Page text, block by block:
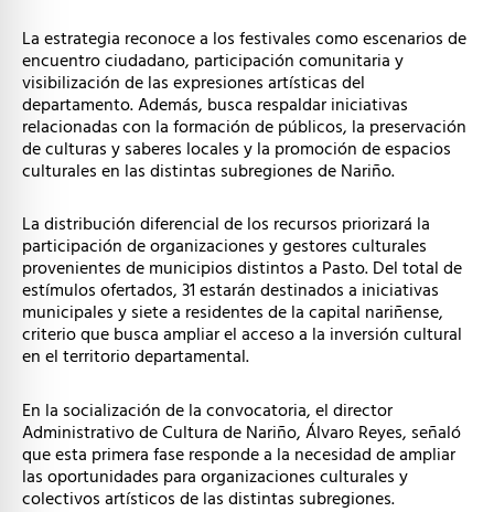
La estrategia reconoce a los festivales como escenarios de
encuentro ciudadano, participación comunitaria y
visibilización de las expresiones artísticas del
departamento. Además, busca respaldar iniciativas
relacionadas con la formación de públicos, la preservación
de culturas y saberes locales y la promoción de espacios
culturales en las distintas subregiones de Nariño.
La distribución diferencial de los recursos priorizará la
participación de organizaciones y gestores culturales
provenientes de municipios distintos a Pasto. Del total de
estímulos ofertados, 31 estarán destinados a iniciativas
municipales y siete a residentes de la capital nariñense,
criterio que busca ampliar el acceso a la inversión cultural
en el territorio departamental.
En la socialización de la convocatoria, el director
Administrativo de Cultura de Nariño, Álvaro Reyes, señaló
que esta primera fase responde a la necesidad de ampliar
las oportunidades para organizaciones culturales y
colectivos artísticos de las distintas subregiones.